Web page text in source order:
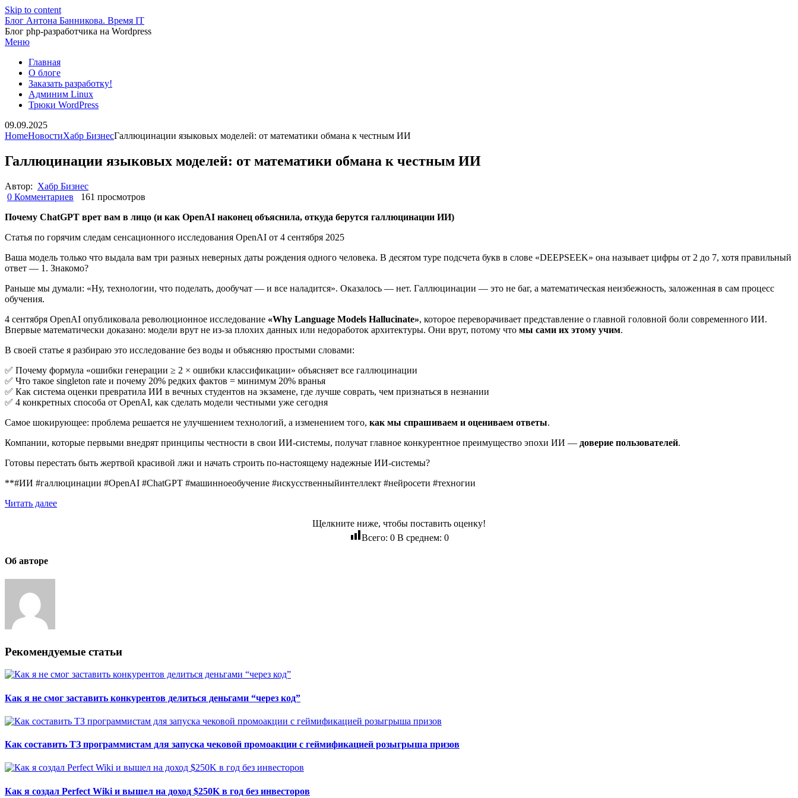
Skip to content
Блог Антона Банникова. Время IT
Блог php-разработчика на Wordpress
Меню
Главная
О блоге
Заказать разработку!
Админим Linux
Трюки WordPress
09.09.2025
HomeНовостиХабр БизнесГаллюцинации языковых моделей: от математики обмана к честным ИИ
Галлюцинации языковых моделей: от математики обмана к честным ИИ
Автор: Хабр Бизнес
0 Комментариев
161 просмотров
Почему ChatGPT врет вам в лицо (и как OpenAI наконец объяснила, откуда берутся галлюцинации ИИ)
Статья по горячим следам сенсационного исследования OpenAI от 4 сентября 2025
Ваша модель только что выдала вам три разных неверных даты рождения одного человека. В десятом туре подсчета букв в слове «DEEPSEEK» она называет цифры от 2 до 7, хотя правильный
ответ — 1. Знакомо?
Раньше мы думали: «Ну, технологии, что поделать, дообучат — и все наладится». Оказалось — нет. Галлюцинации — это не баг, а математическая неизбежность, заложенная в сам процесс
обучения.
4 сентября OpenAI опубликовала революционное исследование «Why Language Models Hallucinate», которое переворачивает представление о главной головной боли современного ИИ.
Впервые математически доказано: модели врут не из-за плохих данных или недоработок архитектуры. Они врут, потому что мы сами их этому учим.
В своей статье я разбираю это исследование без воды и объясняю простыми словами:
✅ Почему формула «ошибки генерации ≥ 2 × ошибки классификации» объясняет все галлюцинации
✅ Что такое singleton rate и почему 20% редких фактов = минимум 20% вранья
✅ Как система оценки превратила ИИ в вечных студентов на экзамене, где лучше соврать, чем признаться в незнании
✅ 4 конкретных способа от OpenAI, как сделать модели честными уже сегодня
Самое шокирующее: проблема решается не улучшением технологий, а изменением того, как мы спрашиваем и оцениваем ответы.
Компании, которые первыми внедрят принципы честности в свои ИИ-системы, получат главное конкурентное преимущество эпохи ИИ — доверие пользователей.
Готовы перестать быть жертвой красивой лжи и начать строить по-настоящему надежные ИИ-системы?
**#ИИ #галлюцинации #OpenAI #ChatGPT #машинноеобучение #искусственныйинтеллект #нейросети #техногии
Читать далее
Щелкните ниже, чтобы поставить оценку!
Всего: 0В среднем: 0
Об авторе
Рекомендуемые статьи
Как я не смог заставить конкурентов делиться деньгами “через код”
Как составить ТЗ программистам для запуска чековой промоакции с геймификацией розыгрыша призов
Как я создал Perfect Wiki и вышел на доход $250K в год без инвесторов